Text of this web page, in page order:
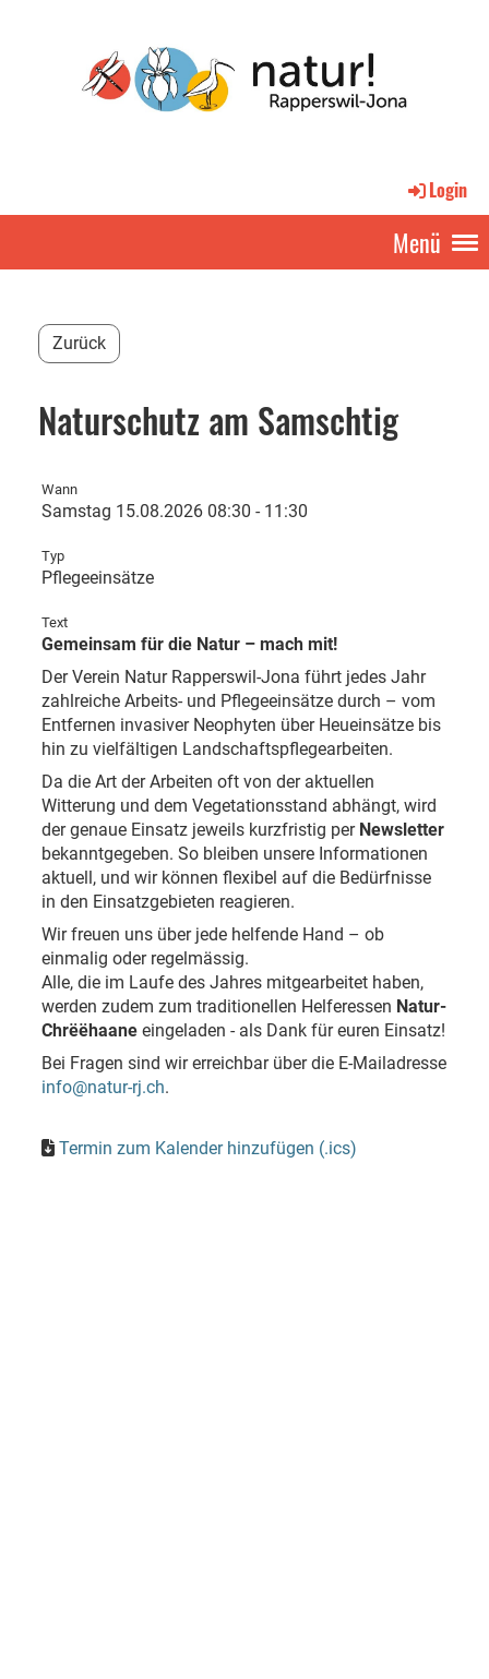
Login
Menü
Zurück
Naturschutz am Samschtig
Wann
Samstag 15.08.2026 08:30 - 11:30
Typ
Pflegeeinsätze
Text
Gemeinsam für die Natur – mach mit!
Der Verein Natur Rapperswil-Jona führt jedes Jahr
zahlreiche Arbeits- und Pflegeeinsätze durch – vom
Entfernen invasiver Neophyten über Heueinsätze bis
hin zu vielfältigen Landschaftspflegearbeiten.
Da die Art der Arbeiten oft von der aktuellen
Witterung und dem Vegetationsstand abhängt, wird
der genaue Einsatz jeweils kurzfristig per Newsletter
bekanntgegeben. So bleiben unsere Informationen
aktuell, und wir können flexibel auf die Bedürfnisse
in den Einsatzgebieten reagieren.
Wir freuen uns über jede helfende Hand – ob
einmalig oder regelmässig.
Alle, die im Laufe des Jahres mitgearbeitet haben,
werden zudem zum traditionellen Helferessen Natur-
Chrëëhaane eingeladen - als Dank für euren Einsatz!
Bei Fragen sind wir erreichbar über die E-Mailadresse
info@natur-rj.ch.
Termin zum Kalender hinzufügen (.ics)